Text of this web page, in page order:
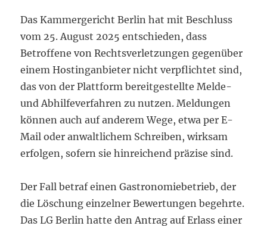
Das Kammergericht Berlin hat mit Beschluss
vom 25. August 2025 entschieden, dass
Betroffene von Rechtsverletzungen gegenüber
einem Hostinganbieter nicht verpflichtet sind,
das von der Plattform bereitgestellte Melde-
und Abhilfeverfahren zu nutzen. Meldungen
können auch auf anderem Wege, etwa per E-
Mail oder anwaltlichem Schreiben, wirksam
erfolgen, sofern sie hinreichend präzise sind.
Der Fall betraf einen Gastronomiebetrieb, der
die Löschung einzelner Bewertungen begehrte.
Das LG Berlin hatte den Antrag auf Erlass einer